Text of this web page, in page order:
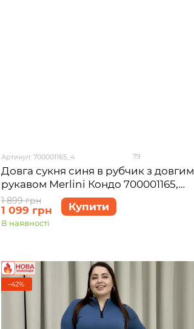
Артикул: 700001165_4 79
Довга сукня синя в рубчик з довгим
рукавом Merlini Кондо 700001165,
розмір 54-56 (4XL-5XL)
1 899 грн
1 099 грн Купити
В наявності
−42%